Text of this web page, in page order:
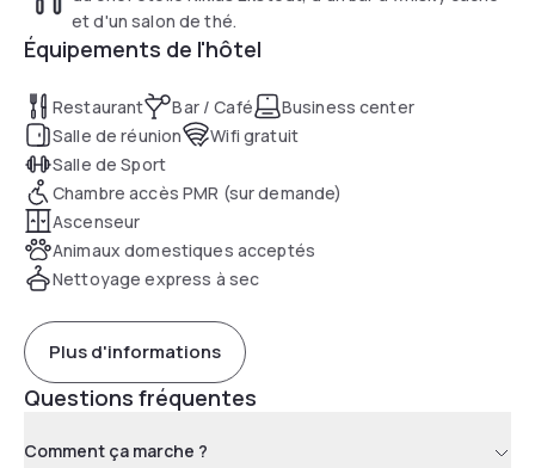
et d'un salon de thé.
Équipements de l'hôtel
Restaurant Bar / Café
Business center
Salle de réunion
Wifi gratuit
Salle de Sport
Chambre accès PMR (sur demande)
Ascenseur
Animaux domestiques acceptés
Nettoyage express à sec
Plus d'informations
Questions fréquentes
Comment ça marche ?